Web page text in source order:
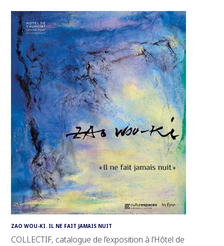
ZAO WOU-KI. IL NE FAIT JAMAIS NUIT
COLLECTIF, catalogue de l’exposition à l’Hôtel de